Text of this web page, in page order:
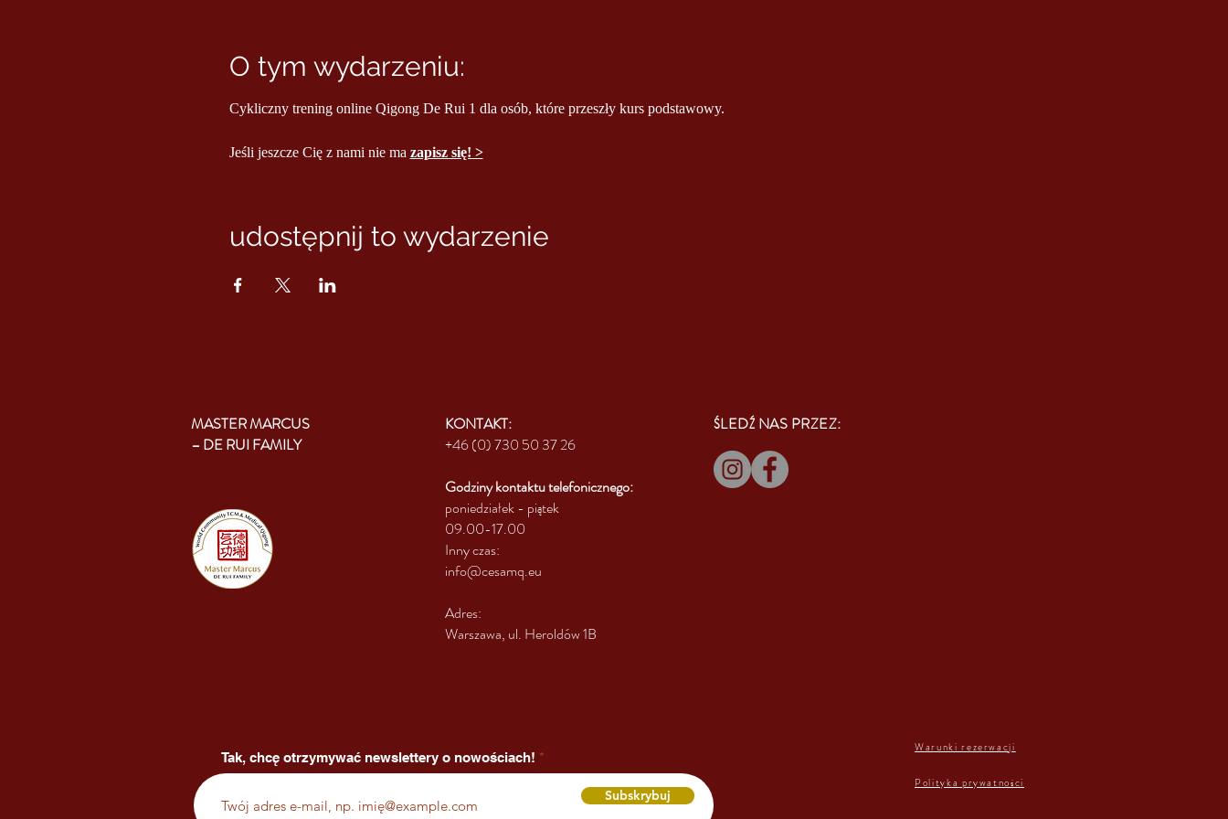
O tym wydarzeniu:
Cykliczny trening online Qigong De Rui 1 dla osób, które przeszły kurs podstawowy.
Jeśli jeszcze Cię z nami nie ma zapisz się! >
udostępnij to wydarzenie
KONTAKT:
+46 (0) 730 50 37 26
Godziny kontaktutelefonicznego:
poniedziałek - piątek
09.00-17.00
Inny czas:
info@cesamq.eu
Adres:
Warszawa, ul. Heroldów 1B
MASTER MARCUS
– DE RUI FAMILY
ŚLEDŹ NAS PRZEZ:
Tak, chcę otrzymywać newslettery o nowościach!
Subskrybuj
Warunki rezerwacji
Polityka prywatności